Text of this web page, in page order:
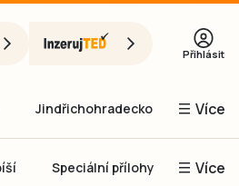
Přihlásit
Jindřichohradecko Více
Prachaticko
Speciální přílohy Více